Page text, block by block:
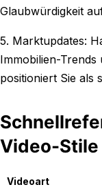
Glaubwürdigkeit
5. Marktupdates:
Immobilien-
positioniert Sie als
Video-Stile
Videoart